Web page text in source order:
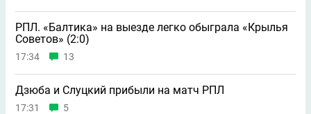
РПЛ. «Балтика» на выезде легко обыграла «Крылья
Советов» (2:0)
17:34 13
Дзюба и Слуцкий прибыли на матч РПЛ
17:31 5